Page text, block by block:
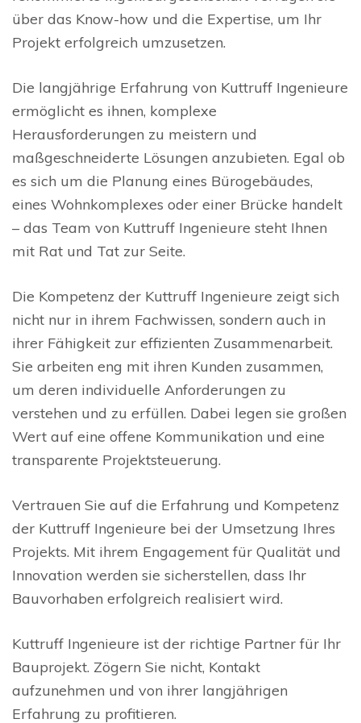
über das Know-how und die Expertise, um Ihr
Projekt erfolgreich umzusetzen.
Die langjährige Erfahrung von Kuttruff Ingenieure
ermöglicht es ihnen, komplexe
Herausforderungen zu meistern und
maßgeschneiderte Lösungen anzubieten. Egal ob
es sich um die Planung eines Bürogebäudes,
eines Wohnkomplexes oder einer Brücke handelt
– das Team von Kuttruff Ingenieure steht Ihnen
mit Rat und Tat zur Seite.
Die Kompetenz der Kuttruff Ingenieure zeigt sich
nicht nur in ihrem Fachwissen, sondern auch in
ihrer Fähigkeit zur effizienten Zusammenarbeit.
Sie arbeiten eng mit ihren Kunden zusammen,
um deren individuelle Anforderungen zu
verstehen und zu erfüllen. Dabei legen sie großen
Wert auf eine offene Kommunikation und eine
transparente Projektsteuerung.
Vertrauen Sie auf die Erfahrung und Kompetenz
der Kuttruff Ingenieure bei der Umsetzung Ihres
Projekts. Mit ihrem Engagement für Qualität und
Innovation werden sie sicherstellen, dass Ihr
Bauvorhaben erfolgreich realisiert wird.
Kuttruff Ingenieure ist der richtige Partner für Ihr
Bauprojekt. Zögern Sie nicht, Kontakt
aufzunehmen und von ihrer langjährigen
Erfahrung zu profitieren.